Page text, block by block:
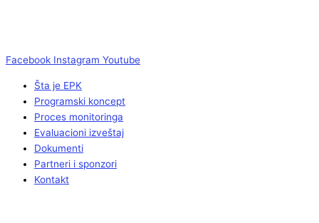
Facebook Instagram Youtube
Šta je EPK
Programski koncept
Proces monitoringa
Evaluacioni izveštaj
Dokumenti
Partneri i sponzori
Kontakt